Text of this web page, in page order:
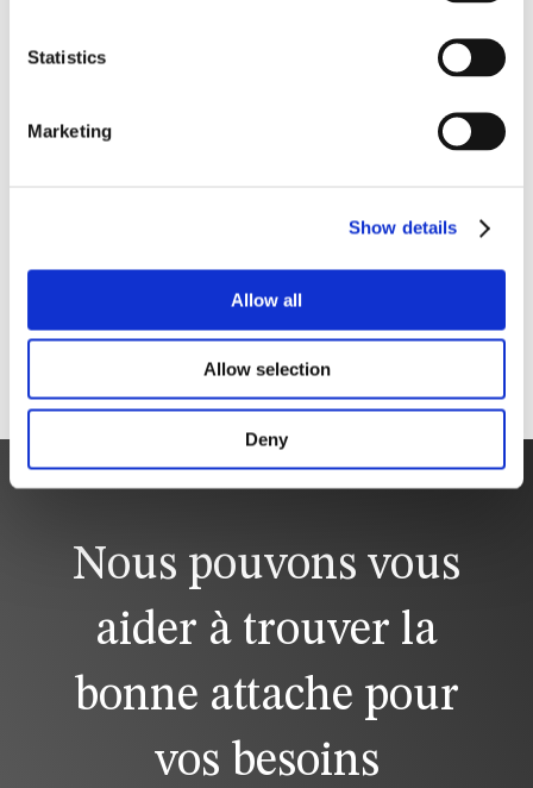
Statistics
Marketing
Show details
Allow all
Allow selection
Deny
WeLoc Hanger
Nous pouvons vous
aider à trouver la
bonne attache pour
vos besoins